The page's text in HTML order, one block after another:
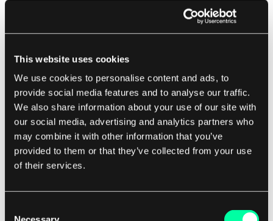
This website uses cookies
We use cookies to personalise content and ads, to
provide social media features and to analyse our traffic.
We also share information about your use of our site with
our social media, advertising and analytics partners who
may combine it with other information that you’ve
provided to them or that they’ve collected from your use
of their services.
biter kalt pakker. Disse pakkene sendes deretter
over internett i en kontinuerlig strøm, noe som
prosessen krever en stabil internettforbindelse
og en kompatibel enhet, som en datamaskin
eller smarttelefon, for å motta og dekode
streamingdataene.
Som et software house forstår vi viktigheten av
streamingteknologi i dagens digitale landskap.
utvikle banebrytende streamingløsninger som
gjør det mulig for bedrifter å levere høykvalitets